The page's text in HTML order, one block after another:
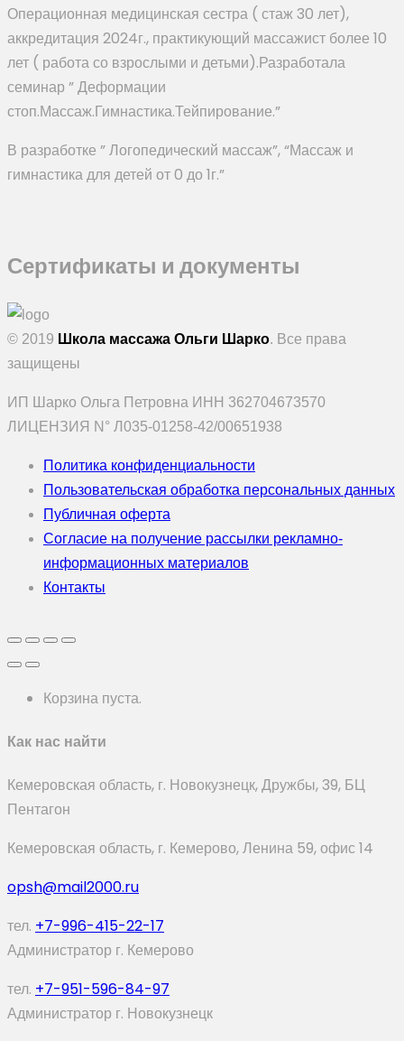
Операционная медицинская сестра ( стаж 30 лет),
аккредитация 2024г., практикующий массажист более 10
лет ( работа со взрослыми и детьми).Разработала
семинар ” Деформации
стоп.Массаж.Гимнастика.Тейпирование.”
В разработке ” Логопедический массаж”, “Массаж и
гимнастика для детей от 0 до 1г.”
Сертификаты и документы
© 2019 Школа массажа Ольги Шарко. Все права
защищены
ИП Шарко Ольга Петровна ИНН 362704673570
ЛИЦЕНЗИЯ N° Л035-01258-42/00651938
Политика конфиденциальности
Пользовательская обработка персональных данных
Публичная оферта
Согласие на получение рассылки рекламно-
информационных материалов
Контакты
Корзина пуста.
Как нас найти
Кемеровская область, г. Новокузнецк, Дружбы, 39, БЦ
Пентагон
Кемеровская область, г. Кемерово, Ленина 59, офис 14
opsh@mail2000.ru
тел. +7-996-415-22-17
Администратор г. Кемерово
тел. +7-951-596-84-97
Администратор г. Новокузнецк